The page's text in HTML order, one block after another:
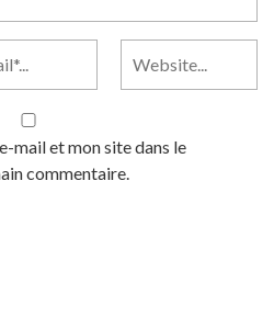
mail et mon site dans le
commentaire.